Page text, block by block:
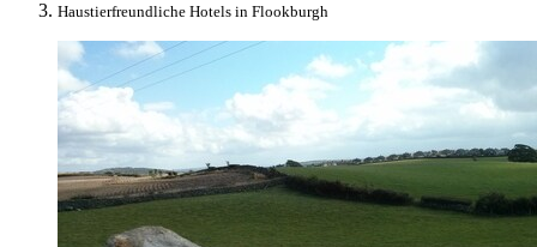
Haustierfreundliche Hotels in Flookburgh